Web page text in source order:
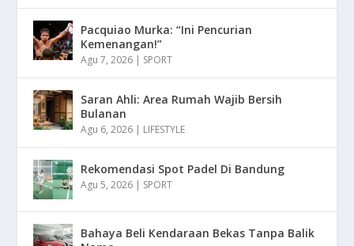
Pacquiao Murka: “Ini Pencurian
Kemenangan!”
Agu 7, 2026 | SPORT
Saran Ahli: Area Rumah Wajib Bersih
Bulanan
Agu 6, 2026 | LIFESTYLE
Rekomendasi Spot Padel Di Bandung
Agu 5, 2026 | SPORT
Bahaya Beli Kendaraan Bekas Tanpa Balik